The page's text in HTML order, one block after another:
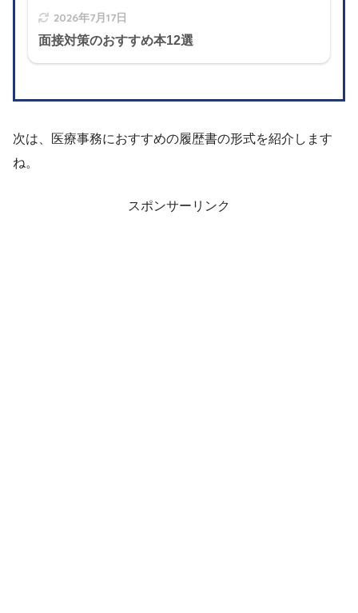
2026年7月17日
面接対策のおすすめ本12選
次は、医療事務におすすめの履歴書の形式を紹介します
ね。
スポンサーリンク